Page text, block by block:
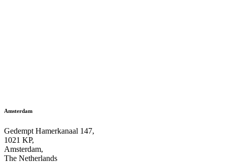
Amsterdam
Gedempt Hamerkanaal 147,
1021 KP,
Amsterdam,
The Netherlands